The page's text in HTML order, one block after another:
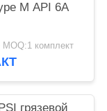
M API 6A
MOQ:1 комплект
грязевой